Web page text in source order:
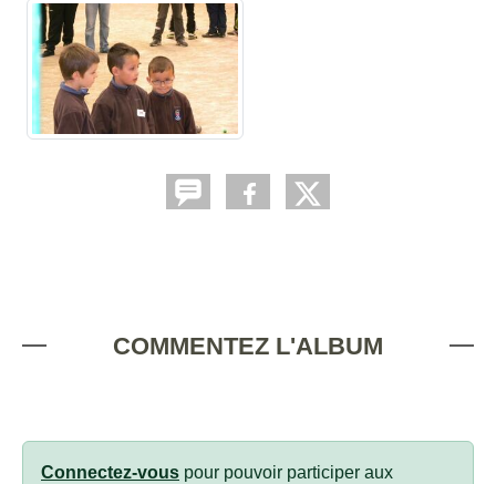
COMMENTEZ L'ALBUM
Connectez-vous pour pouvoir participer aux